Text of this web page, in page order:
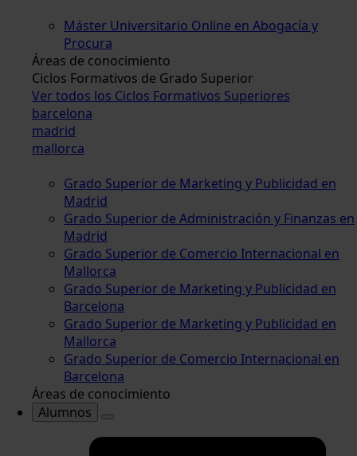
Máster Universitario Online en Abogacía y
Procura
Áreas de conocimiento
Ciclos Formativos de Grado Superior
Ver todos los Ciclos Formativos Superiores
barcelona
madrid
mallorca
Grado Superior de Marketing y Publicidad en
Madrid
Grado Superior de Administración y Finanzas en
Madrid
Grado Superior de Comercio Internacional en
Mallorca
Grado Superior de Marketing y Publicidad en
Barcelona
Grado Superior de Marketing y Publicidad en
Mallorca
Grado Superior de Comercio Internacional en
Barcelona
Áreas de conocimiento
Alumnos